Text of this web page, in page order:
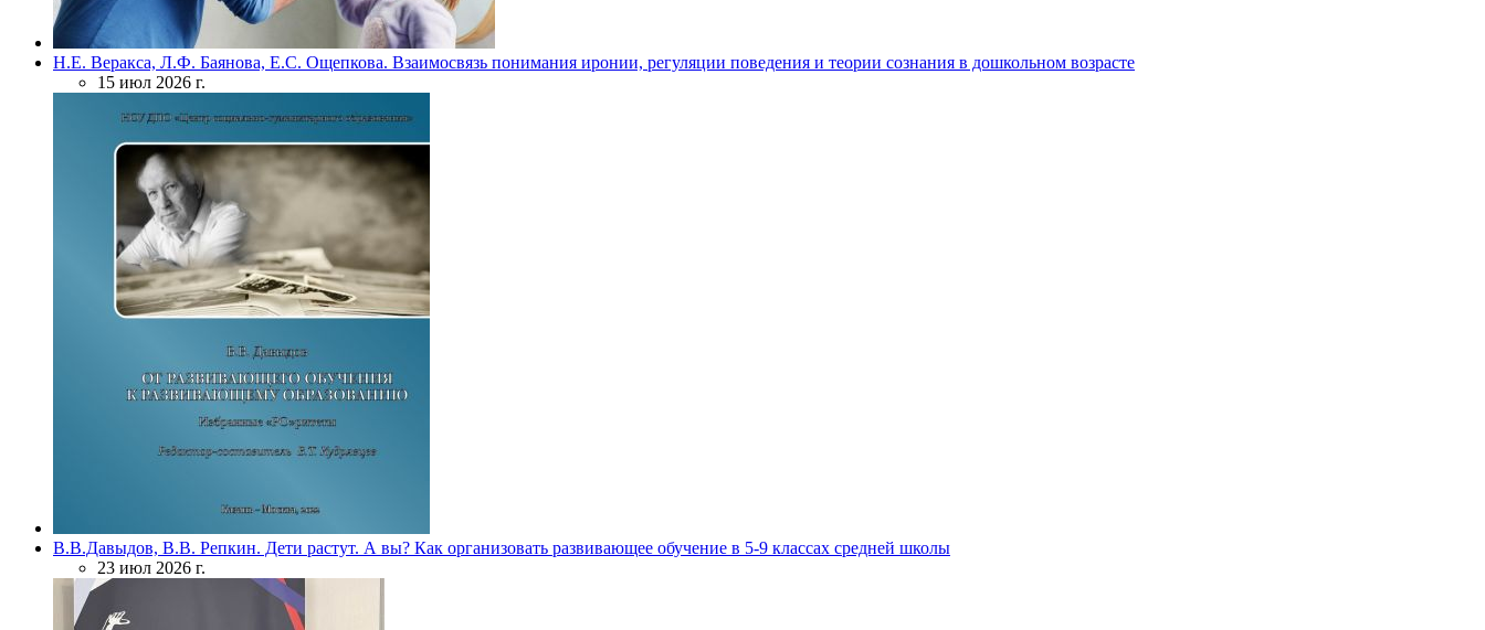
Н.Е. Веракса, Л.Ф. Баянова, Е.С. Ощепкова. Взаимосвязь понимания иронии, регуляции поведения и теории сознания в дошкольном возрасте
15 июл 2026 г.
В.В.Давыдов, В.В. Репкин. Дети растут. А вы? Как организовать развивающее обучение в 5-9 классах средней школы
23 июл 2026 г.